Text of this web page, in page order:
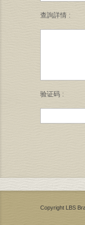
查詢詳情 :
验证码 :
Copyright LBS